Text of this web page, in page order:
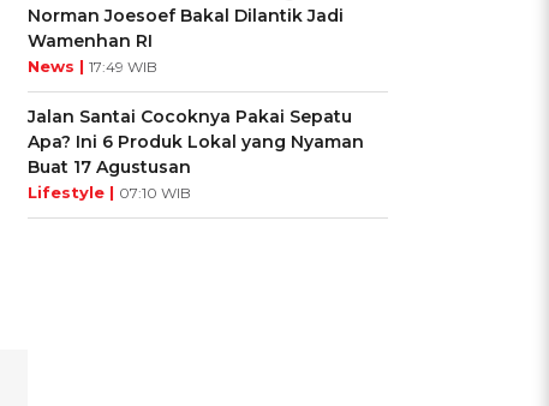
Norman Joesoef Bakal Dilantik Jadi
Wamenhan RI
News | 17:49 WIB
Jalan Santai Cocoknya Pakai Sepatu
Apa? Ini 6 Produk Lokal yang Nyaman
Buat 17 Agustusan
Lifestyle | 07:10 WIB